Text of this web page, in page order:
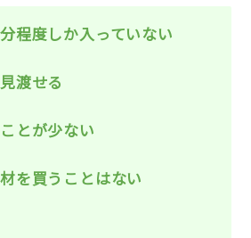
程度しか入っていない
渡せる
とが少ない
を買うことはない